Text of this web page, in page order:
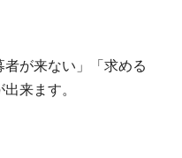
者が来ない」「求める
来ます。